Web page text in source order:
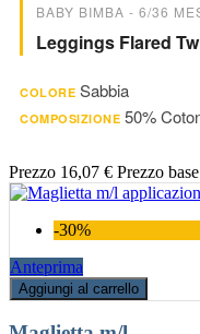
BABY BIMBA - 6/36
Leggings Flared
COLORE Sabbia
COMPOSIZIONE 50%
Prezzo 16,07 € Prezzo base
-30%
Anteprima
Aggiungi al carrello